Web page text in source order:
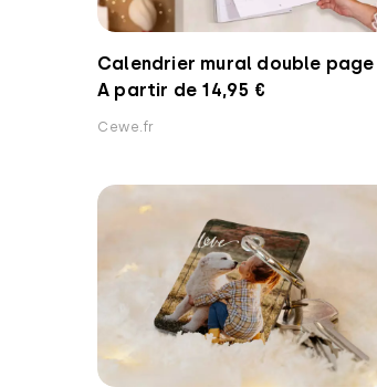
Calendrier mural double page
A partir de 14,95 €
Cewe.fr